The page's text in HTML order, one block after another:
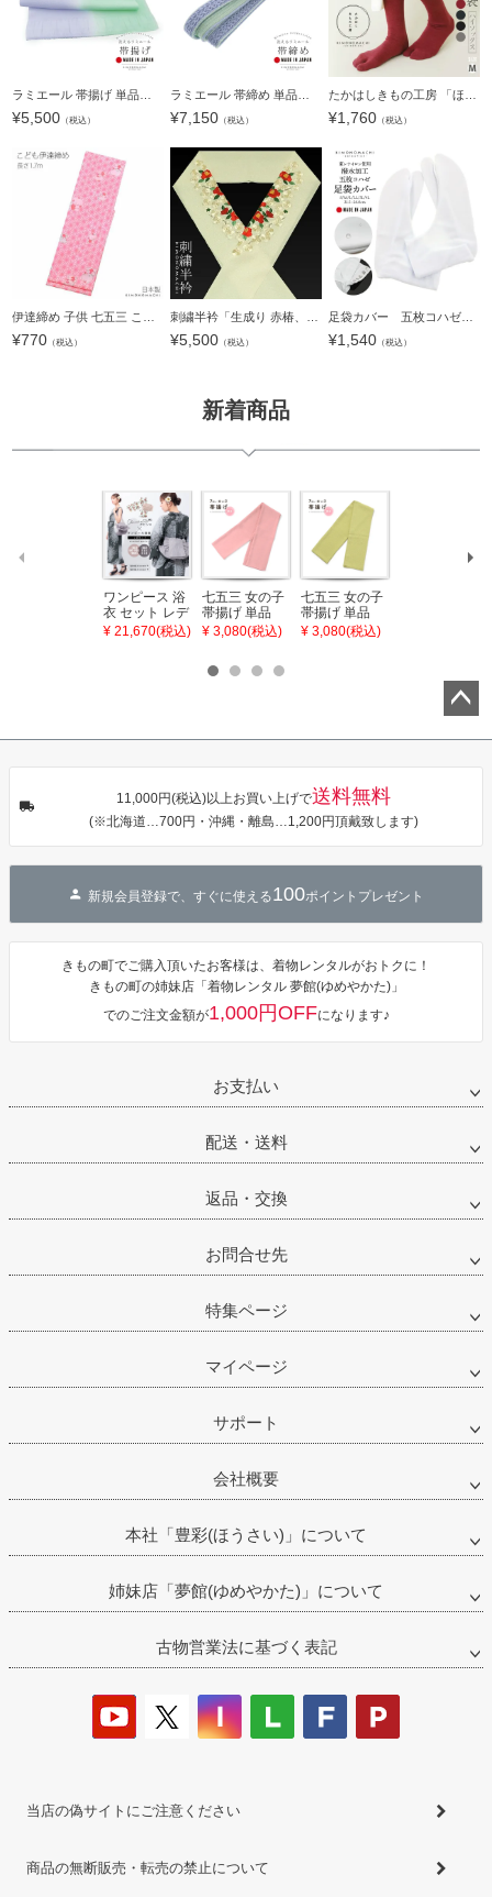
¥5,500 （税込） ¥7,150 （税込） ¥1,760（税込）
¥770 （税込） ¥5,500 （税込）
足袋カバー 五枚コハゼ S～4L はっ水加工で雨の日のお出かけも安心！[ 足袋 ] [ 足袋カバー ]＜R＞ 【メール便対応可】
¥1,540（税込）
新着商品
ワンピース 浴
衣 セット レデ
ィース 吸水速
乾 ポリエステ
チューリッ
カシュクール
ワンピース 簡
単着付け 大人
¥ 21,670(税込)
七五三 女の子
帯揚げ 単品
「灰桃色」日
本製 7歳 女児
びあげ 和装 着
¥ 3,080(税込)
七五三 女の子
帯揚げ 単品
「若葉色」日
本製 7歳 女児
¥ 3,080(税込)
KIMONOMAC
HI オリジナル
ップ
11,000円(税込)以上お買い上げで送料無料
(※北海道…700円・沖縄・離島…1,200円頂戴致します)
新規会員登録で、すぐに使える100ポイントプレゼント
きもの町でご購入頂いたお客様は、着物レンタルがおトクに！
きもの町の姉妹店「着物レンタル 夢館(ゆめやかた)」
でのご注文金額が1,000円OFFになります♪
お支払い
配送・送料
返品・交換
お問合せ先
特集ページ
マイページ
サポート
会社概要
本社「豊彩(ほうさい)」について
姉妹店「夢館(ゆめやかた)」について
古物営業法に基づく表記
当店の偽サイトにご注意ください
商品の無断販売・転売の禁止について